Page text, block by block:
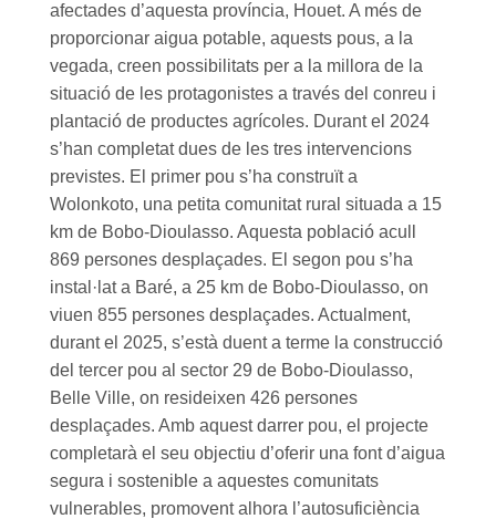
afectades d’aquesta província, Houet. A més de
proporcionar aigua potable, aquests pous, a la
vegada, creen possibilitats per a la millora de la
situació de les protagonistes a través del conreu i
plantació de productes agrícoles. Durant el 2024
s’han completat dues de les tres intervencions
previstes. El primer pou s’ha construït a
Wolonkoto, una petita comunitat rural situada a 15
km de Bobo-Dioulasso. Aquesta població acull
869 persones desplaçades. El segon pou s’ha
instal·lat a Baré, a 25 km de Bobo-Dioulasso, on
viuen 855 persones desplaçades. Actualment,
durant el 2025, s’està duent a terme la construcció
del tercer pou al sector 29 de Bobo-Dioulasso,
Belle Ville, on resideixen 426 persones
desplaçades. Amb aquest darrer pou, el projecte
completarà el seu objectiu d’oferir una font d’aigua
segura i sostenible a aquestes comunitats
vulnerables, promovent alhora l’autosuficiència